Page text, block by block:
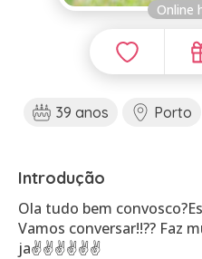
Online
39 anos Porto
Introdução
Ola tudo bem
Vamos conversar!!?? Faz
ja✌️✌️✌️✌️✌️✌️